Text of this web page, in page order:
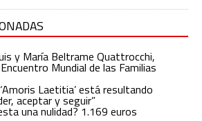
y María Beltrame Quattrocchi,
Mundial de las Familias
Laetitia’ está resultando
aceptar y seguir”
una nulidad? 1.169 euros